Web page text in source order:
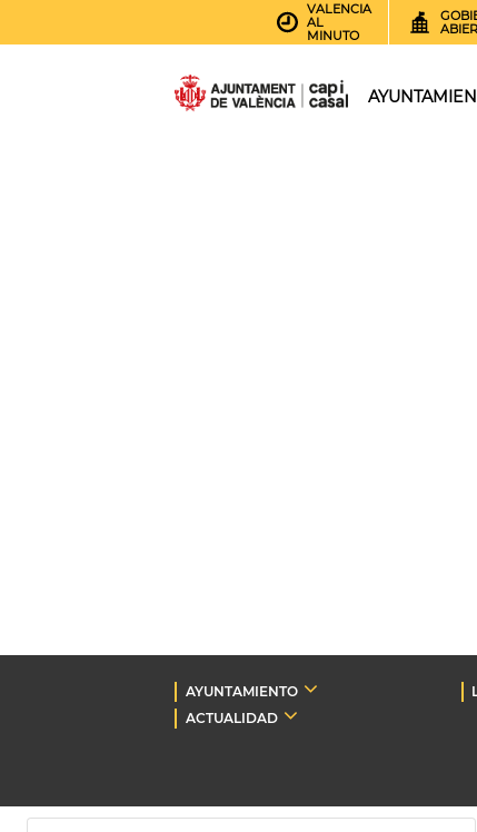
VALENCIA
AL
MINUTO
AYUNTAMIENTO
ACTUALIDAD